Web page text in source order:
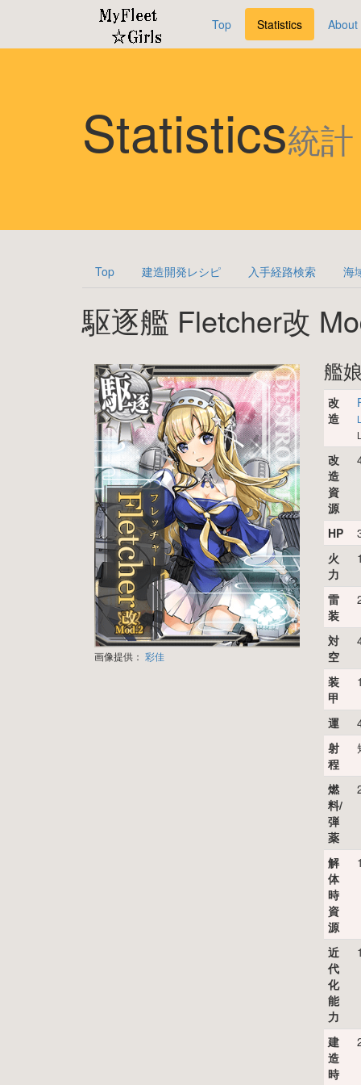
Top Statistics About
Statistics統計
Top 建造開発レシピ 入手経路検索 海
駆逐艦 Fletcher改
画像提供： 彩佳
艦
改
造
改
造
資
源
HP
火
力
雷
装
対
空
装
甲
運
射
程
燃
料/
弾
薬
解
体
時
資
源
近
代
化
能
力
建
造
時